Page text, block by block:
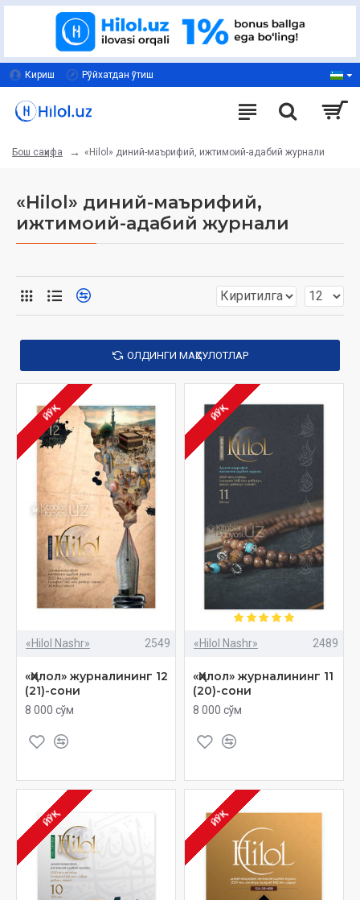
Кириш Рўйхатдан ўтиш
Бош саҳифа «Hilol» диний-маърифий, ижтимоий-адабий журнали
«Hilol» диний-маърифий,
ижтимоий-адабий журнали
ОЛДИНГИ МАҲСУЛОТЛАР
ЙЎҚ
«Hilol Nashr» 2549
«Ҳилол» журналининг 12
(21)-сони
8 000 сўм
ЙЎҚ
«Hilol Nashr» 2489
«Ҳилол» журналининг 11
(20)-сони
8 000 сўм
ЙЎҚ ЙЎҚ